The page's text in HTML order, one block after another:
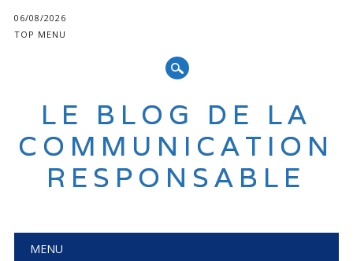
06/08/2026
TOP MENU
LE BLOG DE LA
COMMUNICATION
RESPONSABLE
Main menu
MENU